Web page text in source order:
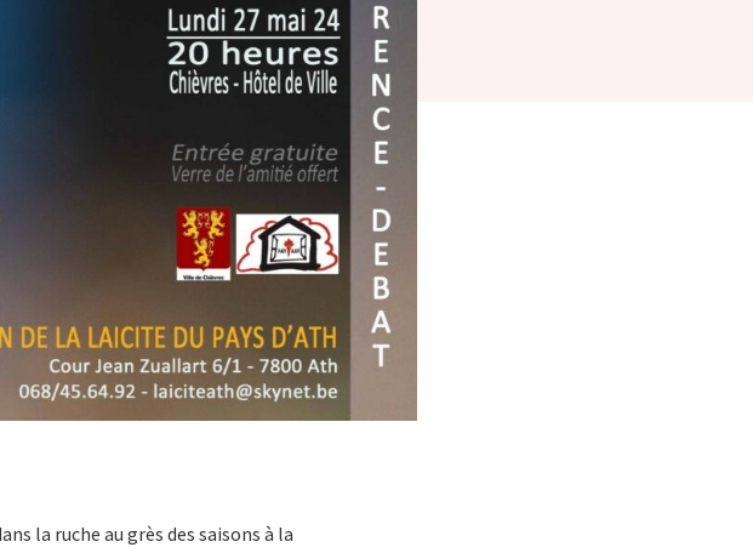
la ruche au grès des saisons à la